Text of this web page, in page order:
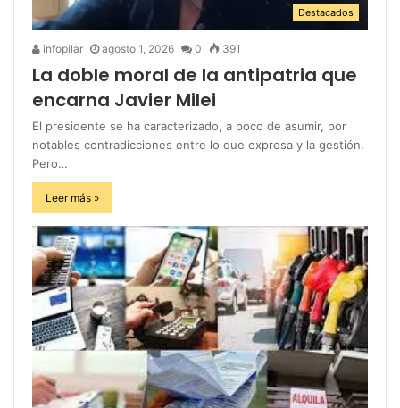
Destacados
infopilar agosto 1, 2026 0 391
La doble moral de la antipatria que
encarna Javier Milei
El presidente se ha caracterizado, a poco de asumir, por
notables contradicciones entre lo que expresa y la gestión.
Pero…
Leer más »